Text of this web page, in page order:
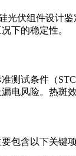
光伏组件设计
下的稳定性。
测试条件（
电风险。热
包含以下关键项